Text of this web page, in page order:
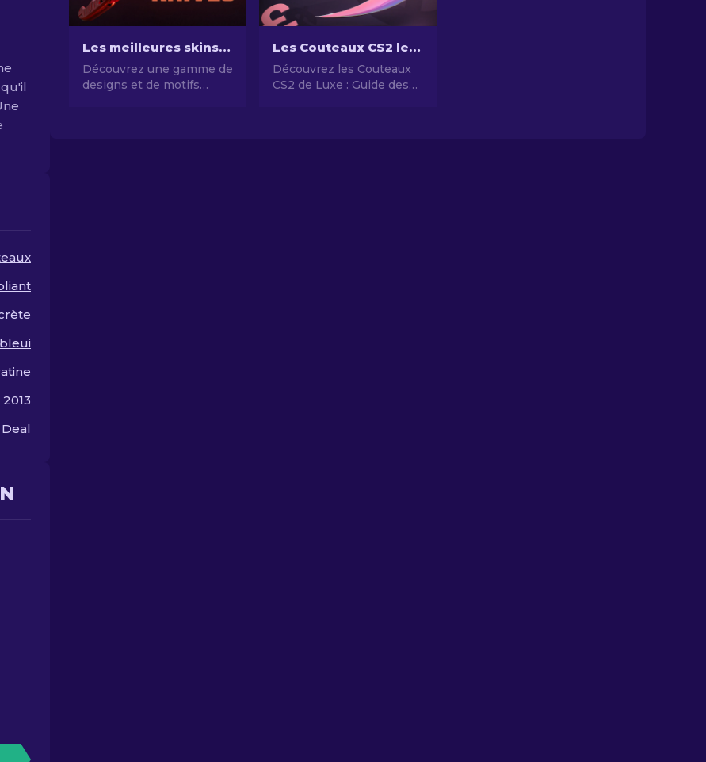
Les meilleures skins de "Flip" couteau sur CS2 [2026]
Découvrez une gamme de
designs et de motifs
Les Couteaux CS2 les Plus Chers [2026]
Découvrez les Couteaux
CS2 de Luxe : Guide des